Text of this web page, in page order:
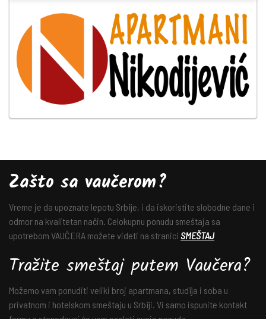
Zašto sa vaučerom?
Vreme je da upoznate lepotu Srbije, i da iskoristite slobodne dane i
odmor na kvalitetan način. Celokupnu ponudu smeštaja sa
upotrebom VAUČERA možete videti na stranici SMEŠTAJ
Tražite smeštaj putem Vaučera?
Možemo vam ponuditi veliki broj apartmana, studija i soba u
privatnom i hotelskom smeštaju u Srbiji. Vi samo ispunite kontakt